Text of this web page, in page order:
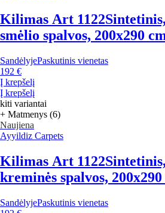
Kilimas Art 1122
smėlio spalvos, 200x290
SandėlyjePaskutinis vienetas
192 €
Į krepšelį
Į krepšelį
kiti variantai
+ Matmenys (6)
Naujiena
Ayyildiz Carpets
Kilimas Art 1122
kreminės spalvos,
SandėlyjePaskutinis vienetas